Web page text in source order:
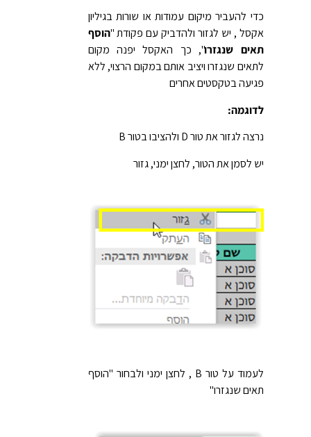
כדי להעביר מיקום עמודות או שורות בגיליון
אקסל , יש לגזור ולהדביק עם פקודת "הוסף
תאים שנגזרו", כך האקסל יפנה מקום
לתאים שנגזרו ויציב אותם במקום הרצוי, ללא
פגיעה בטקסטים אחרים
לדוגמה:
נרצה לגזור את טור D ולהציבו בטור B
יש לסמן את הטור, לחצן ימני, גזור
לעמוד על טור B , לחצן ימני ולבחור "הוסף
תאים שנגזרו"